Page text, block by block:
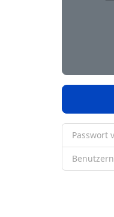
Passwort